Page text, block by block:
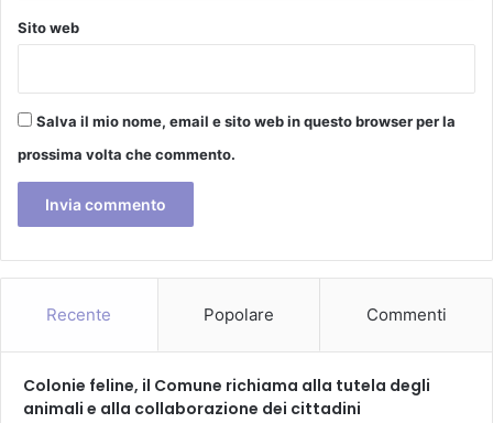
,
i
l
S
a
v
Sito web
Salva il mio nome, email e sito web in questo browser per la
prossima volta che commento.
Recente Popolare Commenti
Colonie feline, il Comune richiama alla tutela degli
animali e alla collaborazione dei cittadini